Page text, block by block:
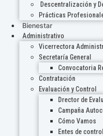
Descentralización y
Prácticas
Bienestar
Administrativo
Vicerrectora
Secretaría General
Convocatoria
Contratación
Evaluación y Control
Drector de
Campaña
Cómo Vamos
Entes de control